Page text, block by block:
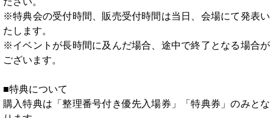
※特典会の受付時間、販売受付時間は当日、会場にて発表い
たします。
※イベントが長時間に及んだ場合、途中で終了となる場合が
ございます。
■特典について
購入特典は「整理番号付き優先入場券」「特典券」のみとな